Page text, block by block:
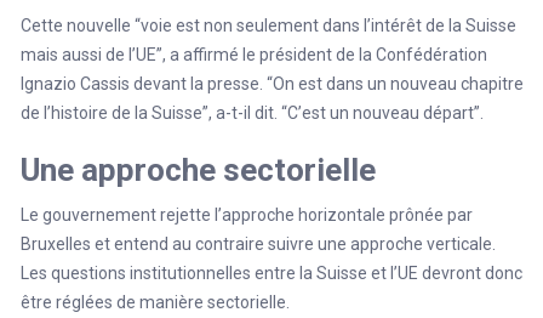
Cette nouvelle “voie est non seulement dans l’intérêt de la Suisse
mais aussi de l’UE”, a affirmé le président de la Confédération
Ignazio Cassis devant la presse. “On est dans un nouveau chapitre
de l’histoire de la Suisse”, a-t-il dit. “C’est un nouveau départ”.
Une approche sectorielle
Le gouvernement rejette l’approche horizontale prônée par
Bruxelles et entend au contraire suivre une approche verticale.
Les questions institutionnelles entre la Suisse et l’UE devront donc
être réglées de manière sectorielle.